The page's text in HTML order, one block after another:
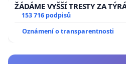
ŽÁDÁME VYŠŠÍ TRESTY ZA
153 716 podpisů
Oznámení o transparentnosti